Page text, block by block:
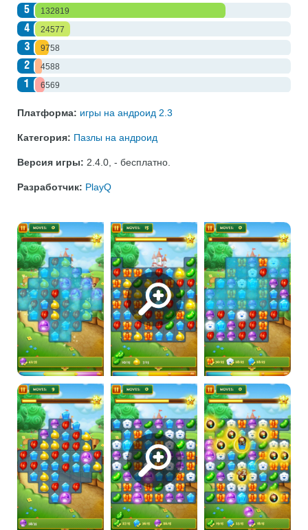
5 132819
4 24577
3 9758
2 4588
1 6569
Платформа: игры на андроид 2.3
Категория: Пазлы на андроид
Версия игры: 2.4.0 - бесплатно
Разработчик: PlayQ